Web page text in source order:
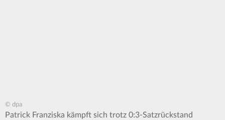
© dpa
Patrick Franziska kämpft sich trotz 0:3-Satzrückstand